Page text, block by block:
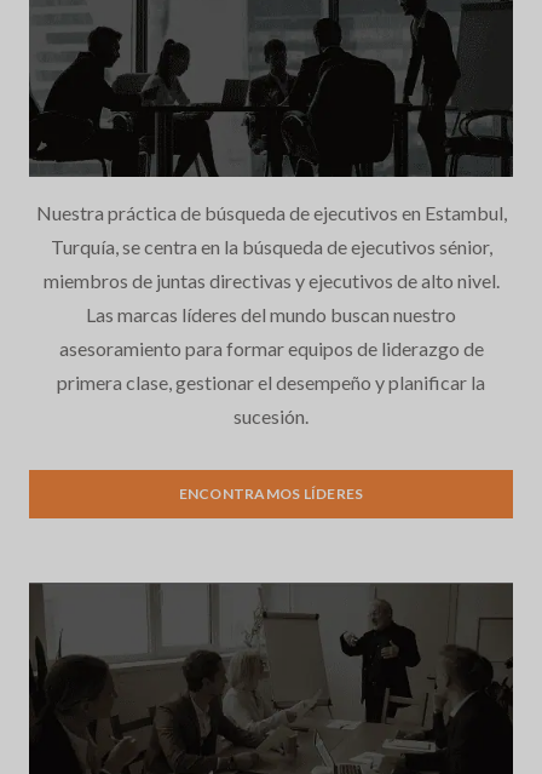
Nuestra práctica de búsqueda de ejecutivos en Estambul,
Turquía, se centra en la búsqueda de ejecutivos sénior,
miembros de juntas directivas y ejecutivos de alto nivel.
Las marcas líderes del mundo buscan nuestro
asesoramiento para formar equipos de liderazgo de
primera clase, gestionar el desempeño y planificar la
sucesión.
ENCONTRAMOS LÍDERES